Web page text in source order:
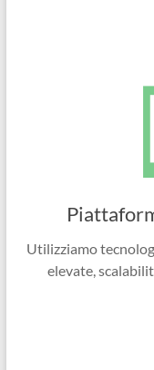
Utilizziamo
elevate,